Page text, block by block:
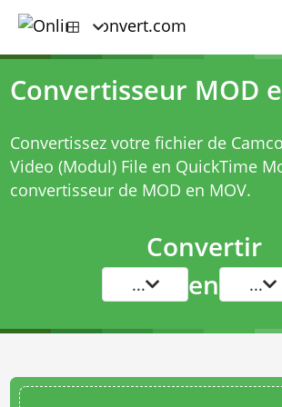
Convertisseur MOD
Convertissez votre fichier de
Video (Modul) File en QuickTime
convertisseur de MOD en MOV.
Convertir
... en ...